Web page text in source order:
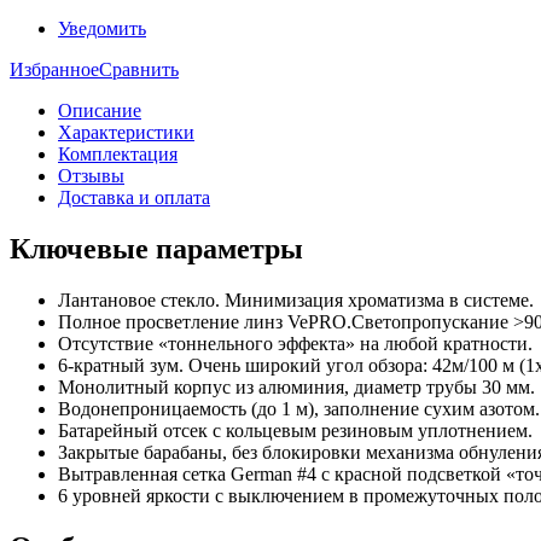
Уведомить
ИзбранноеСравнить
Описание
Характеристики
Комплектация
Отзывы
Доставка и оплата
Ключевые параметры
Лантановое стекло. Минимизация хроматизма в системе.
Полное просветление линз VePRO.Светопропускание
Отсутствие «тоннельного эффекта» на любой кратности.
6-кратный зум. Очень широкий угол обзора: 42м/100 м
Монолитный корпус из алюминия, диаметр трубы 30 мм.
Водонепроницаемость (до 1 м), заполнение сухим азотом.
Батарейный отсек с кольцевым резиновым уплотнением.
Закрытые барабаны, без блокировки механизма
Вытравленная сетка German #4 с красной подсветкой
6 уровней яркости с выключением в промежуточных